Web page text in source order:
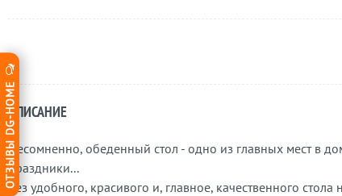
ОТЗЫВЫ DG-HOME
ОПИСАНИЕ
Несомненно, обеденный стол - одно из главных мест в
праздники...
Без удобного, красивого и, главное, качественного стола